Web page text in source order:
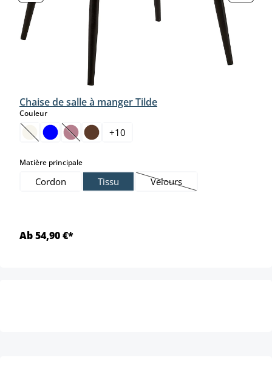
Chaise de salle à manger Tilde
Couleurselect
(Cette option n'est pas disponible pour le moment.)
(Cette option n'est pas disponible pour le moment.)
+10
Matière principaleselect
Cordon Tissu Velours
(Cette option n'est pas
Ab 54,90 €*